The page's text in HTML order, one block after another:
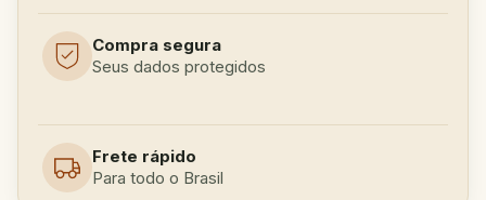
Compra segura
Seus dados protegidos
Frete rápido
Para todo o Brasil